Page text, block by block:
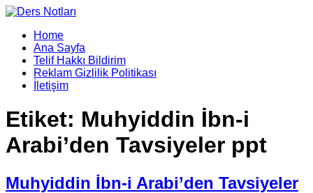
Home
Ana Sayfa
Telif Hakkı Bildirim
Reklam Gizlilik Politikası
İletişim
Etiket: Muhyiddin İbn-i
Arabi’den Tavsiyeler ppt
Muhyiddin İbn-i Arabi’den Tavsiyeler